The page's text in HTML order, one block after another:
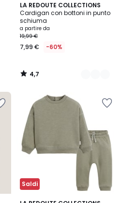
LA REDOUTE COLLECTIONS
Cardigan con bottoni in punto
schiuma
a partire da
19,99 €
7,99 € -60%
4,7
/ 5
4
Colori
4,7
/
Saldi